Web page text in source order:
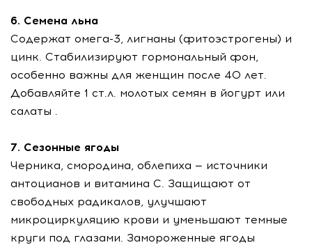
6. Семена льна
Содержат омега-3, лигнаны (фитоэстрогены) и
цинк. Стабилизируют гормональный фон,
особенно важны для женщин после 40 лет.
Добавляйте 1 ст.л. молотых семян в йогурт или
салаты .
7. Сезонные ягоды
Черника, смородина, облепиха — источники
антоцианов и витамина С. Защищают от
свободных радикалов, улучшают
микроциркуляцию крови и уменьшают темные
круги под глазами. Замороженные ягоды